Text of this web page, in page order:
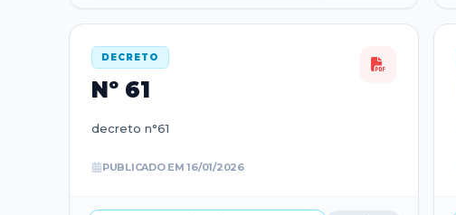
DECRETO
Nº 61
decreto n°61
PUBLICADO EM16/01/2026